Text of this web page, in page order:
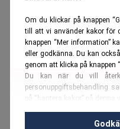
Om du klickar på knappen
till att vi använder kakor för
knappen “Mer information”
eller godkänna. Du kan
genom att klicka på knappen
Du kan när du vill
personuppgiftsbehandling
på “hantera kakor” på denna
Du kan fördjupa dig